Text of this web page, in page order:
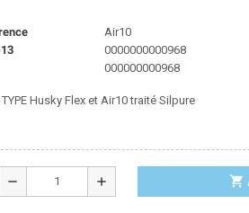
Air10
0000000000968
000000000968
Husky Flex et Air10 traité Silpure
remove add shopping_cart